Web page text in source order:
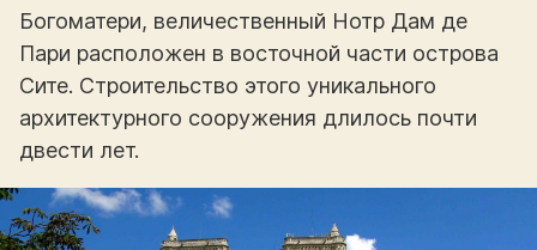
Богоматери, величественный Нотр Дам де
Пари расположен в восточной части острова
Сите. Строительство этого уникального
архитектурного сооружения длилось почти
двести лет.